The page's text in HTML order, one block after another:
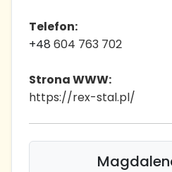
Telefon:
+48 604 763 702
Strona WWW:
https://rex-stal.pl/